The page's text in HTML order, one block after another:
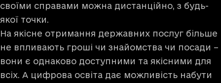
своїми справами можна дистанційно, з будь-
якої точки.
На якісне отримання державних послуг більше
не впливають гроші чи знайомства чи посади –
вони є однаково доступними та якісними для
всіх. А цифрова освіта дає можливість набути